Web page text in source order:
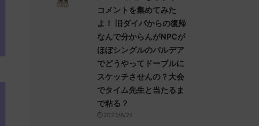
コメントを集めてみた
よ！ 旧ダイパからの復帰
なんで分からんがNPCが
ほぼシングルのパルデア
でどうやってドーブルに
スケッチさせんの？大会
でタイム先生と当たるま
で粘る？
2023/8/24